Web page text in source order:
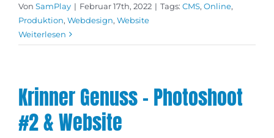
Von SamPlay | Februar 17th, 2022 | Tags: CMS, Online,
Produktion, Webdesign, Website
Weiterlesen
Krinner Genuss – Photoshoot
#2 & Website